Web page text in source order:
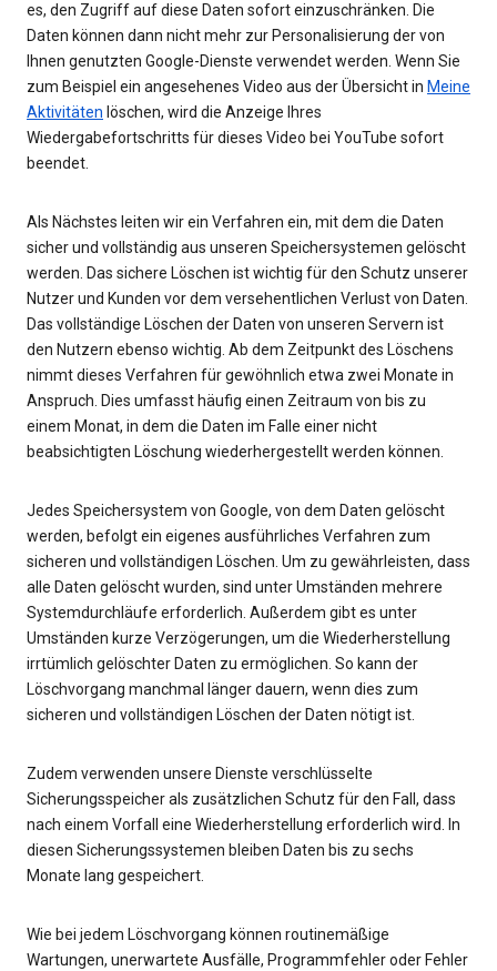
es, den Zugriff auf diese Daten sofort einzuschränken. Die
Daten können dann nicht mehr zur Personalisierung der von
Ihnen genutzten Google-Dienste verwendet werden. Wenn Sie
zum Beispiel ein angesehenes Video aus der Übersicht in Meine
Aktivitäten löschen, wird die Anzeige Ihres
Wiedergabefortschritts für dieses Video bei YouTube sofort
beendet.
Als Nächstes leiten wir ein Verfahren ein, mit dem die Daten
sicher und vollständig aus unseren Speichersystemen gelöscht
werden. Das sichere Löschen ist wichtig für den Schutz unserer
Nutzer und Kunden vor dem versehentlichen Verlust von Daten.
Das vollständige Löschen der Daten von unseren Servern ist
den Nutzern ebenso wichtig. Ab dem Zeitpunkt des Löschens
nimmt dieses Verfahren für gewöhnlich etwa zwei Monate in
Anspruch. Dies umfasst häufig einen Zeitraum von bis zu
einem Monat, in dem die Daten im Falle einer nicht
beabsichtigten Löschung wiederhergestellt werden können.
Jedes Speichersystem von Google, von dem Daten gelöscht
werden, befolgt ein eigenes ausführliches Verfahren zum
sicheren und vollständigen Löschen. Um zu gewährleisten, dass
alle Daten gelöscht wurden, sind unter Umständen mehrere
Systemdurchläufe erforderlich. Außerdem gibt es unter
Umständen kurze Verzögerungen, um die Wiederherstellung
irrtümlich gelöschter Daten zu ermöglichen. So kann der
Löschvorgang manchmal länger dauern, wenn dies zum
sicheren und vollständigen Löschen der Daten nötigt ist.
Zudem verwenden unsere Dienste verschlüsselte
Sicherungsspeicher als zusätzlichen Schutz für den Fall, dass
nach einem Vorfall eine Wiederherstellung erforderlich wird. In
diesen Sicherungssystemen bleiben Daten bis zu sechs
Monate lang gespeichert.
Wie bei jedem Löschvorgang können routinemäßige
Wartungen, unerwartete Ausfälle, Programmfehler oder Fehler